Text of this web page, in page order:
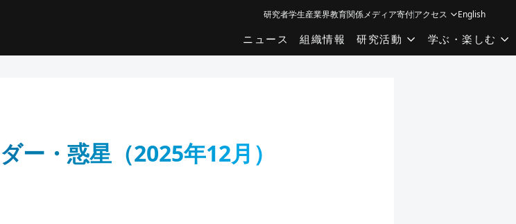
ニュース 組織情報 研究活動 学ぶ・楽しむ
研究者学生産業界教育関係メディア寄付アクセス English
ー・惑星（2025年12月）